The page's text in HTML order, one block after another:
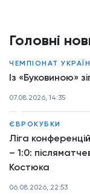
Головні
ЧЕМПІОНАТ
Із «Буковиною»
07.08.2026, 14:35
ЄВРОКУБКИ
Ліга
– 1:0:
Костюка
06.08.2026, 22:53